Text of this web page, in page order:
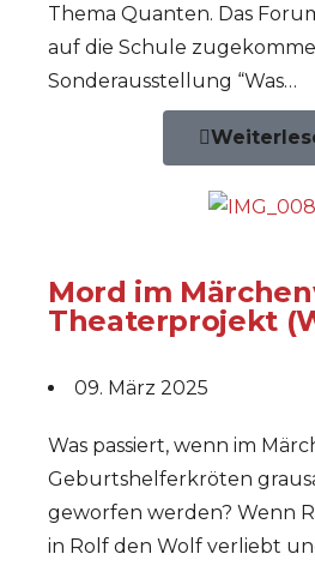
Thema Quanten. Das
auf die Schule
Sonderausstellung “Was…
Mord im
Theaterprojekt
09. März 2025
Was passiert, wenn im
Geburtshelferkröten
geworfen werden? Wenn
in Rolf den Wolf verliebt